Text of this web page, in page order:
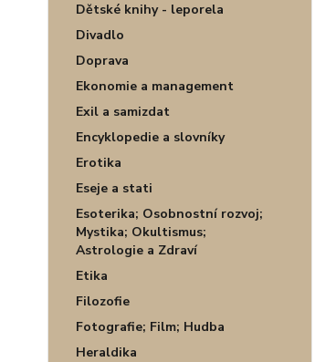
Dětské knihy - leporela
Divadlo
Doprava
Ekonomie a management
Exil a samizdat
Encyklopedie a slovníky
Erotika
Eseje a stati
Esoterika; Osobnostní rozvoj;
Mystika; Okultismus;
Astrologie a Zdraví
Etika
Filozofie
Fotografie; Film; Hudba
Heraldika